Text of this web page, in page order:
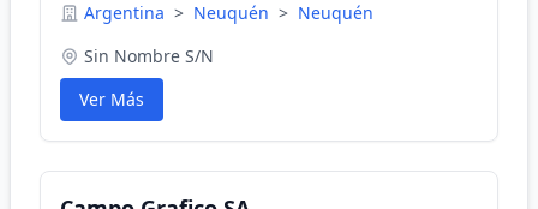
Argentina > Neuquén > Neuquén
Sin Nombre S/N
Ver Más